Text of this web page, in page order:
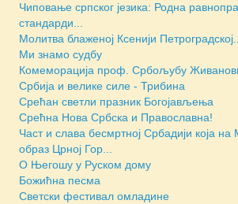
Чиповање српског језика: Родна
стандарди...
Молитва блаженој Ксенији
Ми знамо судбу
Комеморација проф. Србољубу
Србија и велике силе - Трибина
Срећан светли празник Богојављења
Срећна Нова Србска и Православна!
Част и слава бесмртној Србадији која на
образ Црној Гор...
О Његошу у Руском дому
Божићна песма
Светски фестивал омладине